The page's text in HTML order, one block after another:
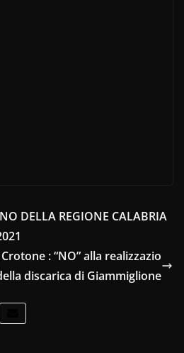
DELLA REGIONE CALABRIA
: “NO” alla realizzazio
discarica di Giammiglione